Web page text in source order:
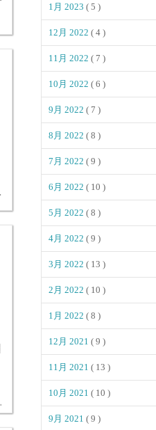
1月 2023 ( 5 )
12月 2022 ( 4 )
11月 2022 ( 7 )
10月 2022 ( 6 )
9月 2022 ( 7 )
8月 2022 ( 8 )
7月 2022 ( 9 )
6月 2022 ( 10 )
5月 2022 ( 8 )
4月 2022 ( 9 )
3月 2022 ( 13 )
2月 2022 ( 10 )
1月 2022 ( 8 )
12月 2021 ( 9 )
11月 2021 ( 13 )
10月 2021 ( 10 )
9月 2021 ( 9 )